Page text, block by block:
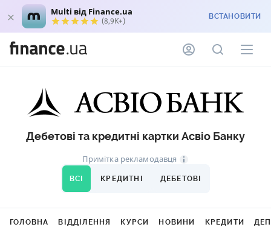
Multi від Finance.ua
(8,9K+) ВСТАНОВИТИ
Дебетові та кредитні картки Асвіо Банку
ВСІ КРЕДИТНІ ДЕБЕТОВІ
Примітка рекламодавця
ГОЛОВНА ВІДДІЛЕННЯ КУРСИ НОВИНИ КРЕДИТИ